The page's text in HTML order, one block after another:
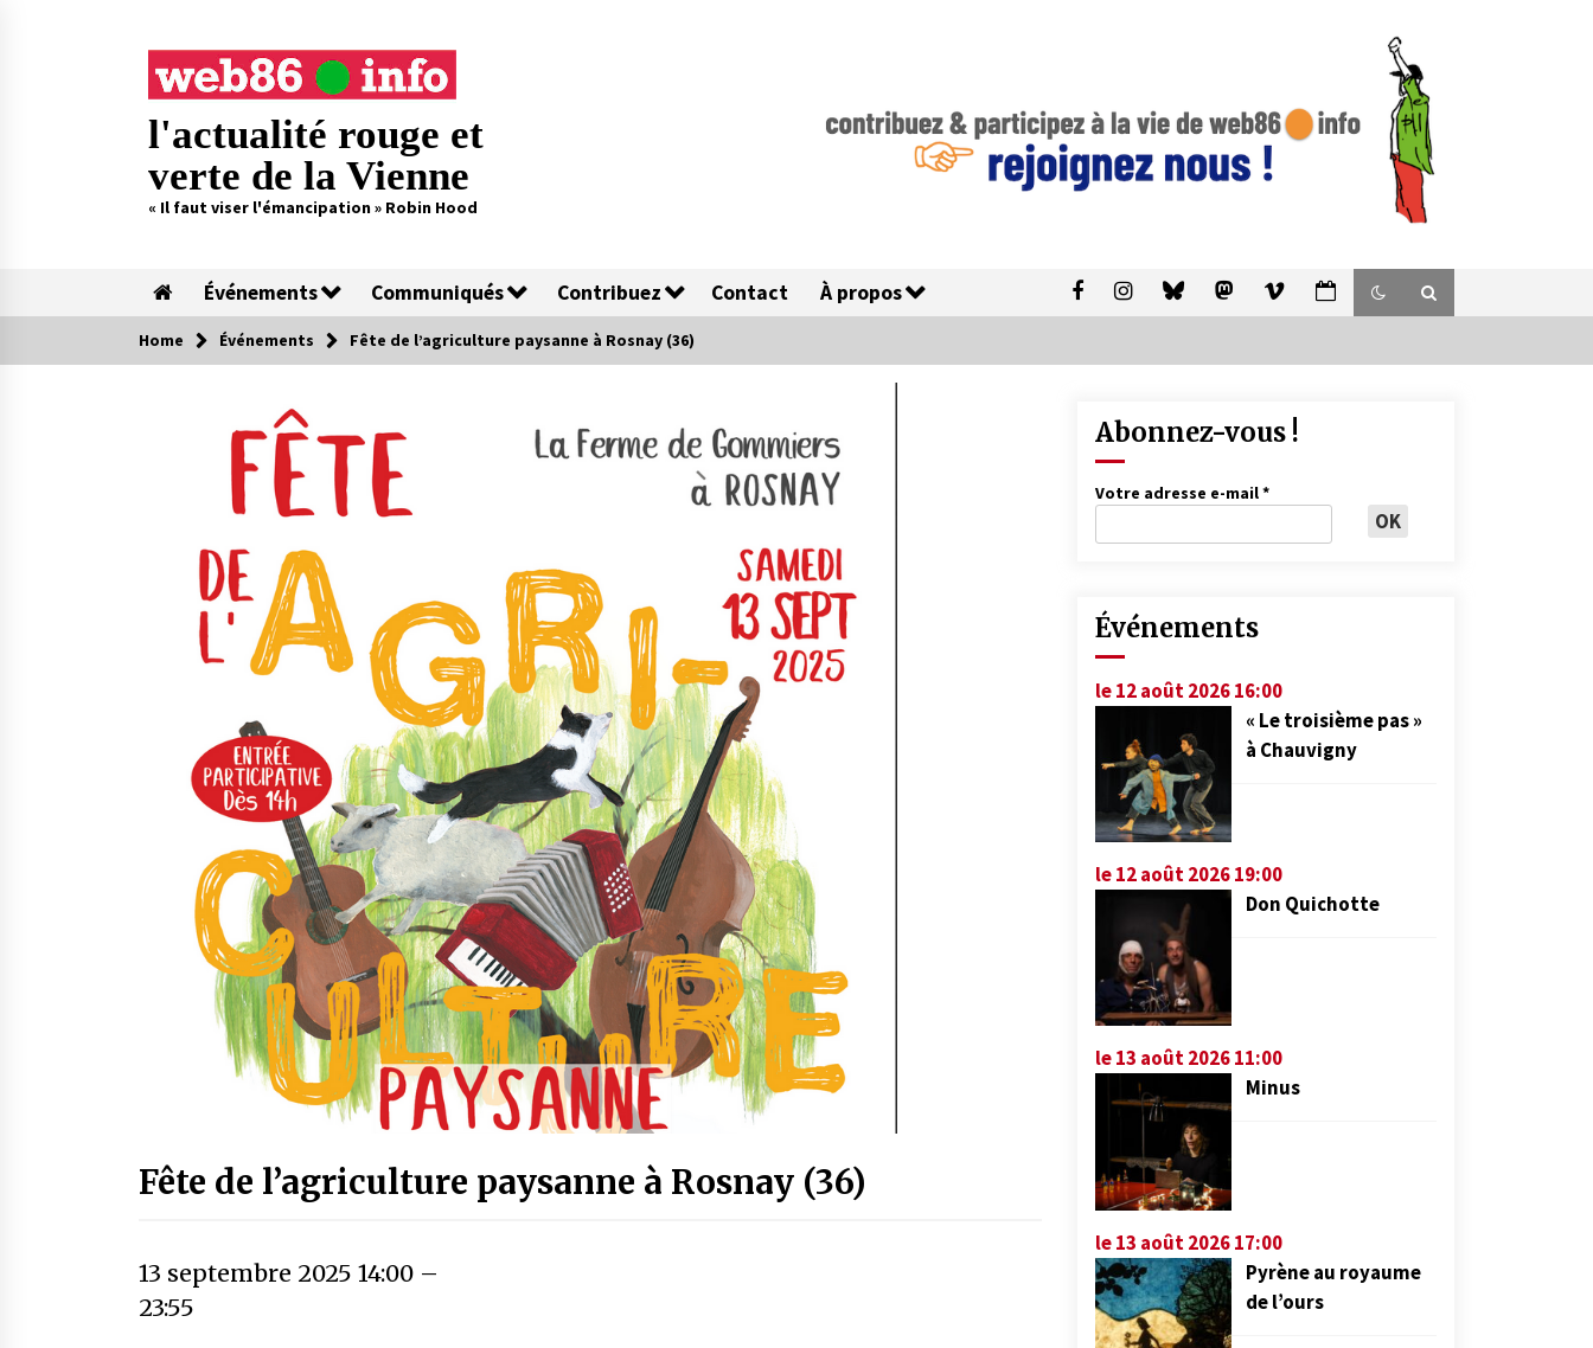
l'actualité rouge et
verte de la Vienne
« Il faut viser l'émancipation » Robin Hood
Événements Communiqués Contribuez Contact À propos
Home Événements Fête de l’agriculture paysanne à Rosnay (36)
Fête de l’agriculture paysanne à Rosnay (36)
13 septembre 2025 14:00 –
23:55
Abonnez-vous !
Votre adresse e-mail*
Événements
le 12 août 2026 16:00
« Le troisième pas »
à Chauvigny
le 12 août 2026 19:00
Don Quichotte
le 13 août 2026 11:00
Minus
le 13 août 2026 17:00
Pyrène au royaume
de l’ours